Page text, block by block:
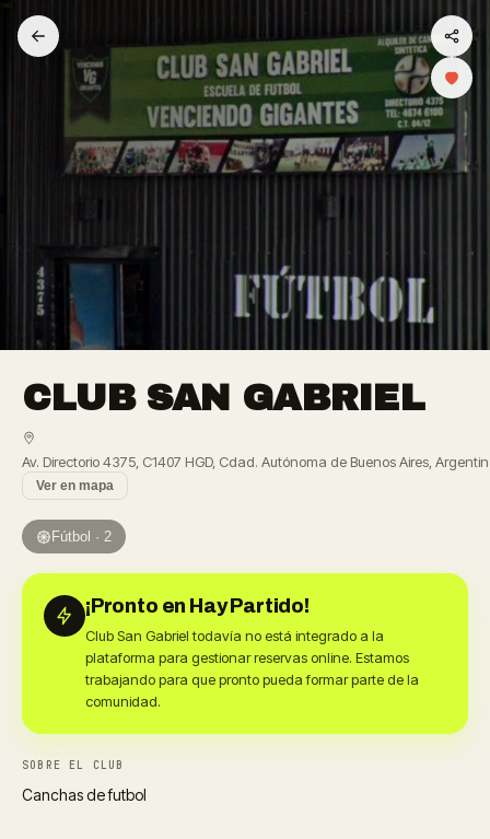
CLUB SAN GABRIEL
Av. Directorio 4375, C1407 HGD, Cdad. Autónoma de Buenos Aires,
Ver en mapa
Fútbol · 2
¡Pronto en Hay Partido!
Club San Gabriel todavía no está integrado a la
plataforma para gestionar reservas online. Estamos
trabajando para que pronto pueda formar parte de la
comunidad.
SOBRE EL CLUB
Canchas de futbol